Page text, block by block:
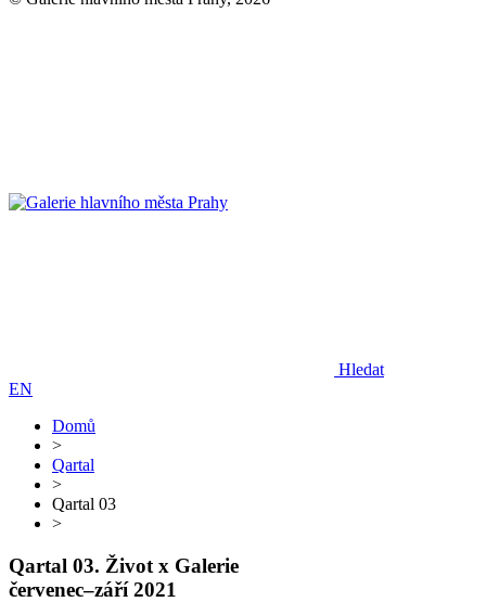
Hledat
EN
Domů
>
Qartal
>
Qartal 03
>
Qartal 03. Život x Galerie
červenec–září 2021